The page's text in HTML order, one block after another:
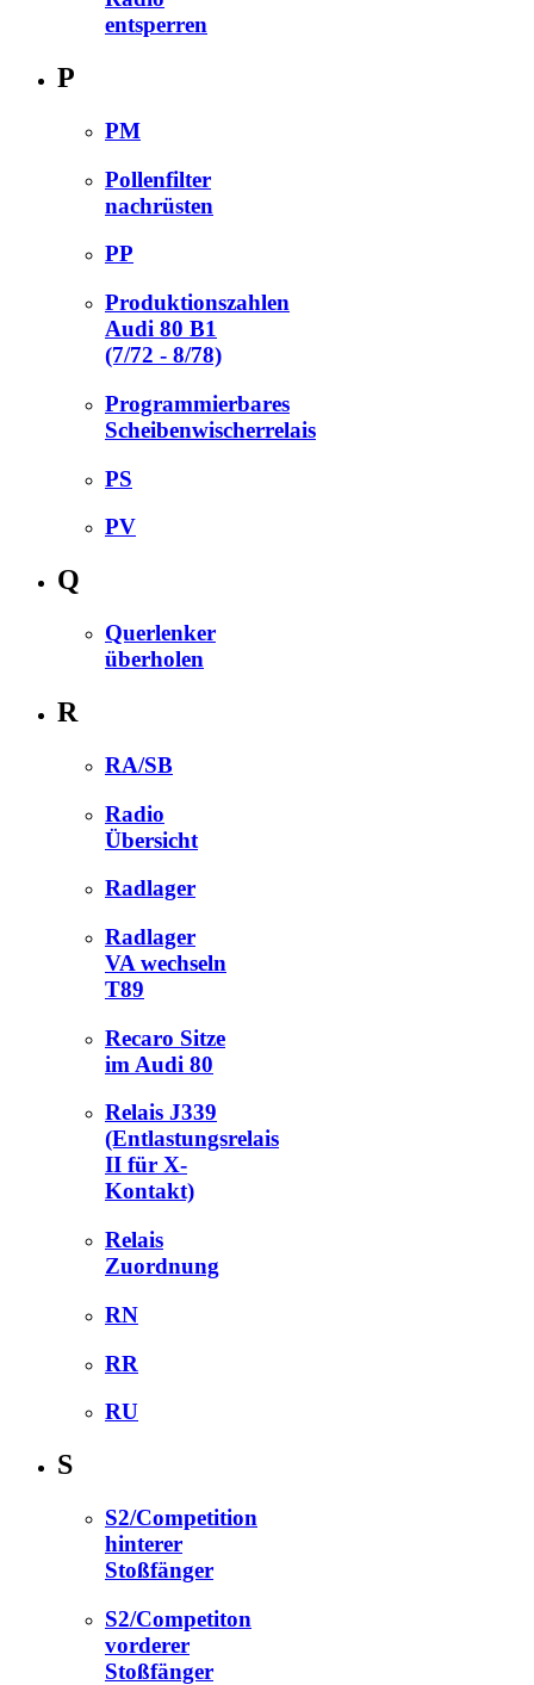
entsperren
P
PM
Pollenfilter
nachrüsten
PP
Produktionszahlen
Audi 80 B1
(7/72 - 8/78)
Programmierbares
Scheibenwischerrelais
PS
PV
Q
Querlenker
überholen
R
RA/SB
Radio
Übersicht
Radlager
Radlager
VA wechseln
T89
Recaro Sitze
im Audi 80
Relais J339
(Entlastungsrelais
II für X-
Kontakt)
Relais
Zuordnung
RN
RR
RU
S
S2/Competition
hinterer
Stoßfänger
S2/Competiton
vorderer
Stoßfänger